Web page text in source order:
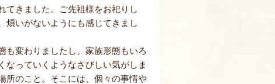
てきました。ご先祖様をお祀りし
煩いがないようにも感じてきまし
も変わりましたし、家族形態もいろ
なっていくようなさびしい気がしま
所のこと。そこには、個々の事情や